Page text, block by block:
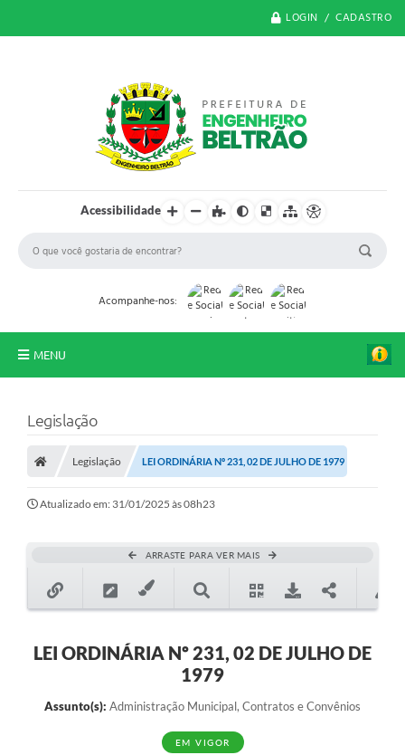
LOGIN / CADASTRO
Acessibilidade
Acompanhe-nos:
MENU
Transparência
Legislação
Editais
SIAFIC
Secretarias
Legislação
Legislação LEI ORDINÁRIA Nº 231, 02 DE JULHO DE 1979
Atualizado em: 31/01/2025 às 08h23
ARRASTE PARA VER MAIS
LEI ORDINÁRIA Nº 231, 02 DE JULHO DE
1979
Assunto(s): Administração Municipal, Contratos e Convênios
EM VIGOR